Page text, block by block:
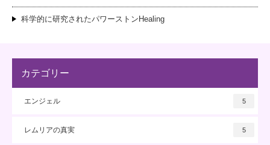
科学的に研究されたパワーストンHealing
カテゴリー
エンジェル 5
レムリアの真実 5